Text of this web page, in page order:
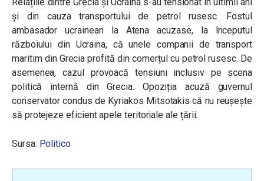
și din cauza transportului de petrol rusesc. Fostul
ambasador ucrainean la Atena acuzase, la începutul
războiului din Ucraina, că unele companii de transport
maritim din Grecia profită din comerțul cu petrol rusesc. De
asemenea, cazul provoacă tensiuni inclusiv pe scena
politică internă din Grecia. Opoziția acuză guvernul
conservator condus de Kyriakos Mitsotakis că nu reușește
să protejeze eficient apele teritoriale ale țării.
Sursa: Politico